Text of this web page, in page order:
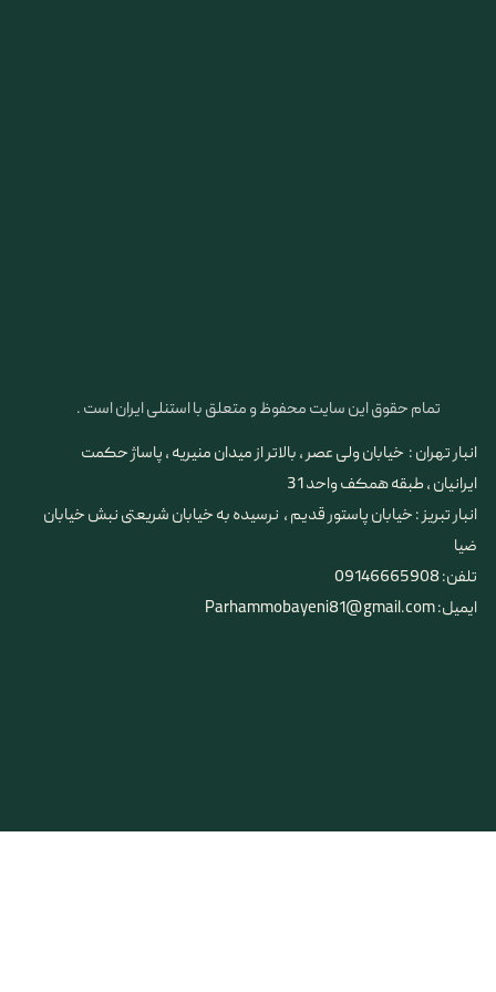
تمام حقوق این سایت محفوظ و متعلق با استنلی ایران است .
انبار تهران : خیابان ولی عصر ، بالاتر از میدان منیریه ، پاساژ حکمت
ایرانیان ، طبقه همکف واحد 31
​​​​​​​انبار تبریز : خیابان پاستور قدیم ، نرسیده به خیابان شریعتی نبش خیابان
ضیا
تلفن: 09146665908
ایمیل: Parhammobayeni81@gmail.com